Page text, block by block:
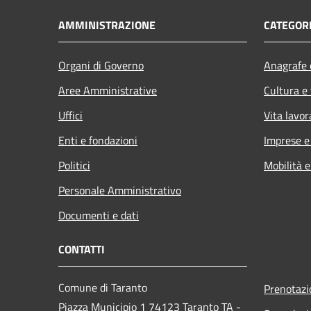
AMMINISTRAZIONE
Organi di Governo
Aree Amministrative
Uffici
Enti e fondazioni
Politici
Personale Amministrativo
Documenti e dati
Cultura
Vita
Imprese
Mobilità
CONTATTI
Comune di Taranto
Piazza Municipio 1 74123 Taranto TA -